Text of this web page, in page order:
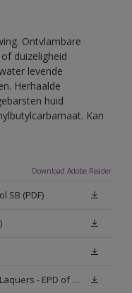
Ontvlambare
duizeligheid
levende
Herhaalde
huid
Kan
Download Adobe Reader
SB (PDF)
Sikkens Exterior Solventbased Laquers - EPD of Milieuproductverklaring